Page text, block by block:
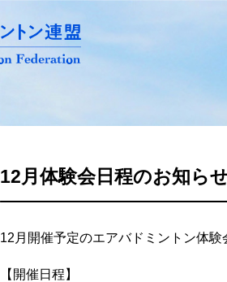
12月体験会日程のお知ら
12月開催予定のエアバドミントン体験
【開催日程】